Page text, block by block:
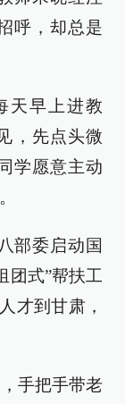
呼，却总是
天早上进教
，先点头微
学愿意主动
部委启动国
团式”帮扶工
才到甘肃，
手把手带老